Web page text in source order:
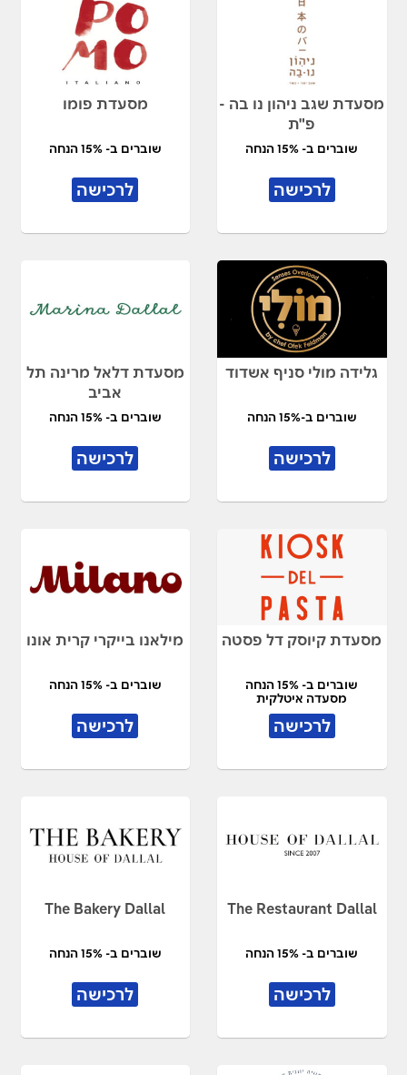
מסעדת שגב ניהון נו בה -
פ"ת
שוברים ב- 15% הנחה
לרכישה
מסעדת פומו
שוברים ב- 15% הנחה
לרכישה
גלידה מולי סניף אשדוד
שוברים ב-15% הנחה
לרכישה
מסעדת דלאל מרינה תל
אביב
שוברים ב- 15% הנחה
לרכישה
מסעדת קיוסק דל פסטה
שוברים ב- 15% הנחה
מסעדה איטלקית
לרכישה
מילאנו בייקרי קרית אונו
שוברים ב- 15% הנחה
לרכישה
The Restaurant Dallal
שוברים ב- 15% הנחה
לרכישה
The Bakery Dallal
שוברים ב- 15% הנחה
לרכישה